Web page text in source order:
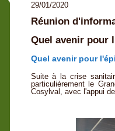
29/01/2020
Réunion
Quel avenir pour
Quel avenir pour
Suite à la crise
particulièrement le
Cosylval, avec l'appui